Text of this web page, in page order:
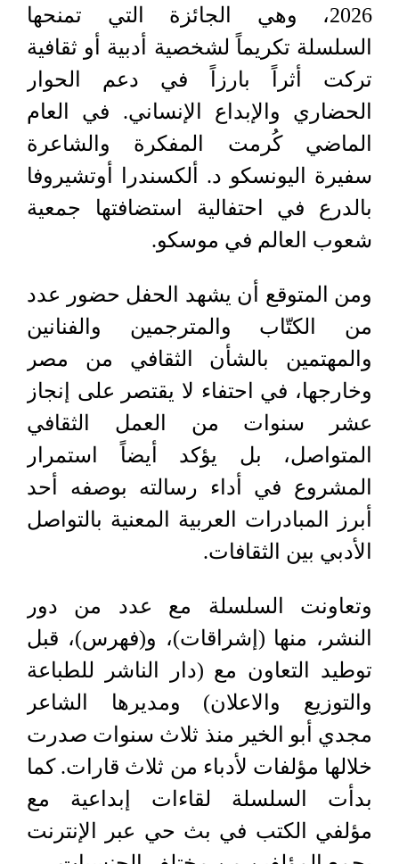
2026، وهي الجائزة التي تمنحها
السلسلة تكريماً لشخصية أدبية أو ثقافية
تركت أثراً بارزاً في دعم الحوار
الحضاري والإبداع الإنساني. في العام
الماضي كُرمت المفكرة والشاعرة
سفيرة اليونسكو د. ألكسندرا أوتشيروفا
بالدرع في احتفالية استضافتها جمعية
شعوب العالم في موسكو.
ومن المتوقع أن يشهد الحفل حضور عدد
من الكتّاب والمترجمين والفنانين
والمهتمين بالشأن الثقافي من مصر
وخارجها، في احتفاء لا يقتصر على إنجاز
عشر سنوات من العمل الثقافي
المتواصل، بل يؤكد أيضاً استمرار
المشروع في أداء رسالته بوصفه أحد
أبرز المبادرات العربية المعنية بالتواصل
الأدبي بين الثقافات.
وتعاونت السلسلة مع عدد من دور
النشر، منها (إشراقات)، و(فهرس)، قبل
توطيد التعاون مع (دار الناشر للطباعة
والتوزيع والاعلان) ومديرها الشاعر
مجدي أبو الخير منذ ثلاث سنوات صدرت
خلالها مؤلفات لأدباء من ثلاث قارات. كما
بدأت السلسلة لقاءات إبداعية مع
مؤلفي الكتب في بث حي عبر الإنترنت